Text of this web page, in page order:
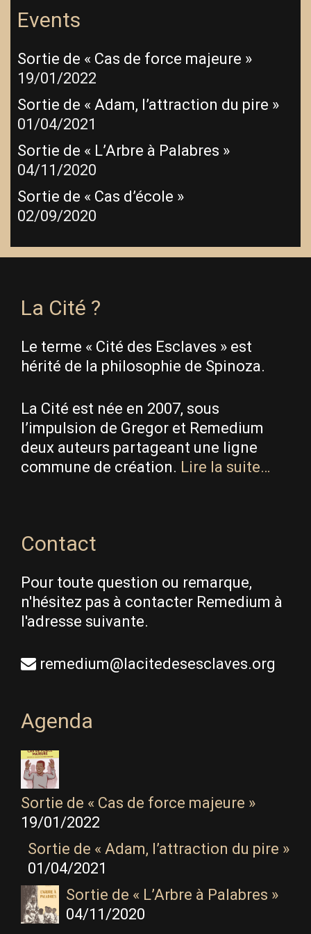
Events
Sortie de « Cas de force majeure »
19/01/2022
Sortie de « Adam, l’attraction du pire »
01/04/2021
Sortie de « L’Arbre à Palabres »
04/11/2020
Sortie de « Cas d’école »
02/09/2020
La Cité ?
Le terme « Cité des Esclaves » est
hérité de la philosophie de Spinoza.
La Cité est née en 2007, sous
l’impulsion de Gregor et Remedium
deux auteurs partageant une ligne
commune de création. Lire la suite…
Contact
Pour toute question ou remarque,
n'hésitez pas à contacter Remedium à
l'adresse suivante.
remedium@lacitedesesclaves.org
Agenda
Sortie de « Cas de force majeure »
19/01/2022
Sortie de « Adam, l’attraction du pire »
01/04/2021
Sortie de « L’Arbre à Palabres »
04/11/2020